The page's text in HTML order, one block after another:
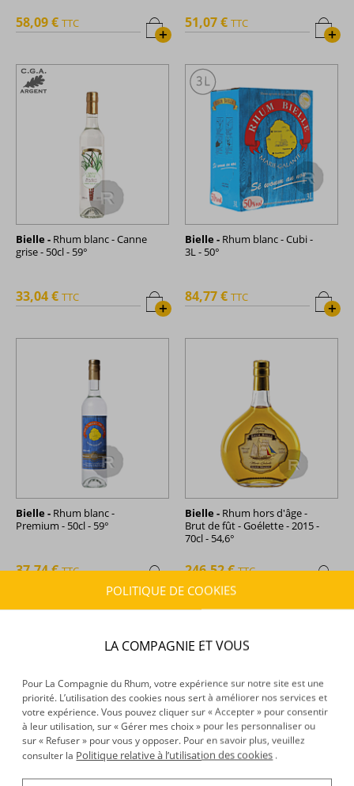
+
58,09 € TTC
+
51,07 € TTC
Bielle - Rhum blanc - Canne
grise - 50cl - 59°
+
33,04 € TTC
Bielle - Rhum blanc - Cubi -
3L - 50°
+
84,77 € TTC
Bielle - Rhum blanc -
Premium - 50cl - 59°
+
37,74 €TTC
Bielle - Rhum hors d'âge -
Brut de fût - Goélette - 2015 -
70cl - 54,6°
246,52 €TTC
POLITIQUE DE COOKIES
LA COMPAGNIE ET VOUS
Pour La Compagnie du Rhum, votre expérience sur notre site est une
priorité. L’utilisation des cookies nous sert à améliorer nos services et
votre expérience. Vous pouvez cliquer sur « Accepter » pour consentir
à leur utilisation, sur « Gérer mes choix » pour les personnaliser ou
sur « Refuser » pour vous y opposer. Pour en savoir plus, veuillez
consulter la Politique relative à l’utilisation des cookies .